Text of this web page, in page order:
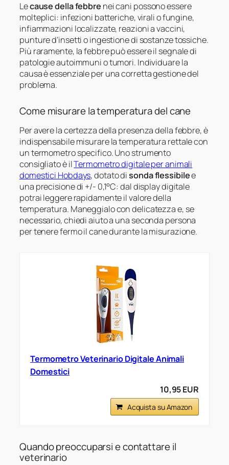
Lecause della febbre nei cani possono essere
molteplici: infezioni batteriche, virali o fungine,
infiammazioni localizzate, reazioni a vaccini,
punture d’insetti o ingestione di sostanze tossiche.
Più raramente, la febbre può essere il segnale di
patologie autoimmuni o tumori. Individuare la
causa è essenziale per una corretta gestione del
problema.
Come misurare la temperatura del cane
Per avere la certezza della presenza della febbre, è
indispensabile misurare la temperatura rettale con
un termometro specifico. Uno strumento
consigliato è ilTermometro digitale per animali
domestici Hobdays, dotato disonda flessibilee
una precisione di +/- 0,1°C: dal display digitale
potrai leggere rapidamente il valore della
temperatura. Maneggialo con delicatezza e, se
necessario, chiedi aiuto a una seconda persona
per tenere fermo il cane durante la misurazione.
Termometro Veterinario Digitale Animali
Domestici
10,95 EUR
Acquista su Amazon
Quando preoccuparsi e contattare il
veterinario